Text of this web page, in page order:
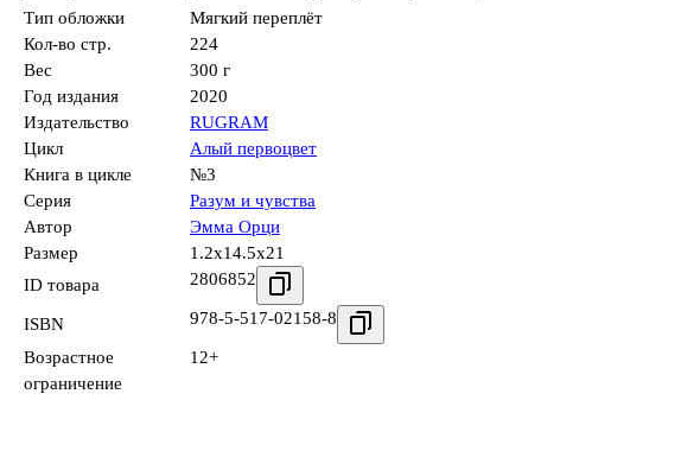
Тип обложки
Мягкий переплёт
Кол-во стр.
224
Вес
300 г
Год издания
2020
Издательство
RUGRAM
Цикл
Алый первоцвет
Книга в цикле
№3
Серия
Разум и чувства
Автор
Эмма Орци
Размер
1.2x14.5x21
ID товара
2806852
ISBN 978-5-517-02158-8
Возрастное
ограничение
12+